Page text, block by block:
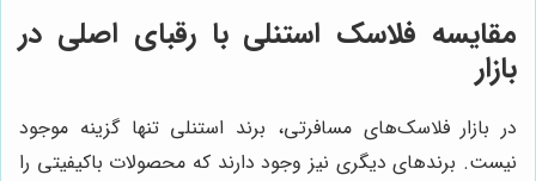
مقایسه فلاسک استنلی با رقبای اصلی در
بازار
در بازار فلاسک‌های مسافرتی، برند استنلی تنها گزینه موجود
نیست. برندهای دیگری نیز وجود دارند که محصولات باکیفیتی را